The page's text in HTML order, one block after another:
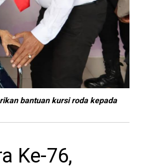
bantuan kursi roda kepada
Ke-76,